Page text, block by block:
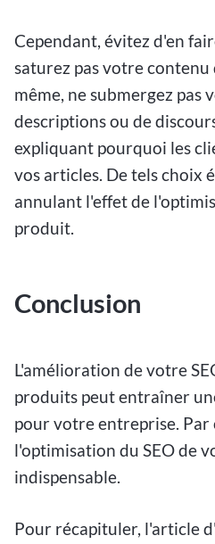
Cependant, évitez d'en
saturez pas votre contenu
même, ne submergez pas
descriptions ou de
expliquant pourquoi les
vos articles. De tels choix
annulant l'effet de
produit.
Conclusion
L'amélioration de votre
produits peut entraîner
pour votre entreprise. Par
l'optimisation du SEO de
indispensable.
Pour récapituler, l'article